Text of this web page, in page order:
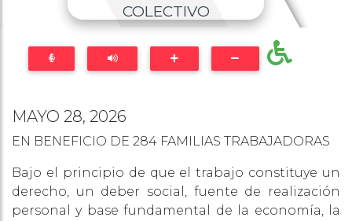
COLECTIVO
MAYO 28, 2026
EN BENEFICIO DE 284 FAMILIAS TRABAJADORAS
Bajo el principio de que el trabajo constituye un
derecho, un deber social, fuente de realización
personal y base fundamental de la economía, la